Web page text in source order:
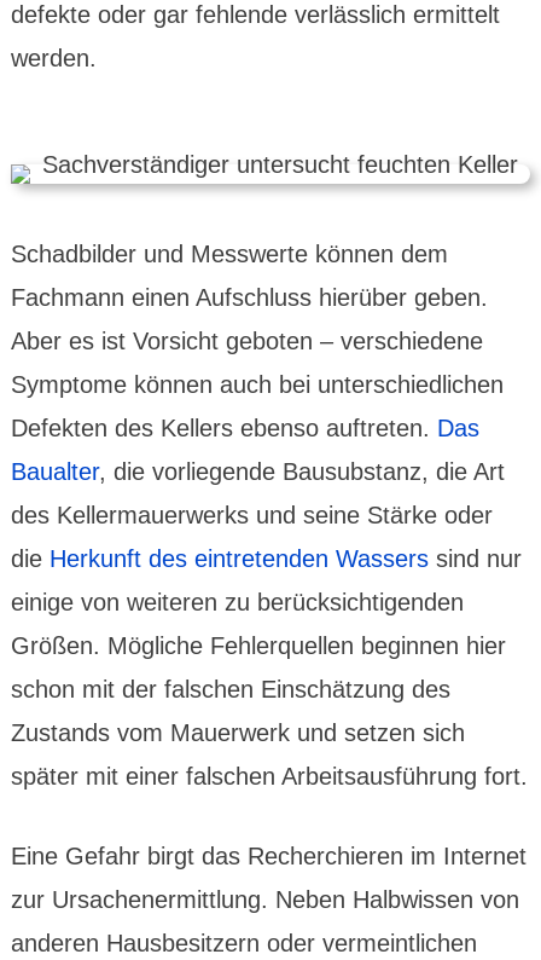
defekte oder gar fehlende ver­lässlich ermit­telt
werden.
Schadbilder und Mess­werte können dem
Fachmann einen Aufschluss hierüber geben.
Aber es ist Vorsicht geboten – verschie­dene
Symptome können auch bei unter­schied­lichen
Defekten des Kellers ebenso auftreten. Das
Baualter, die vorlie­gende Bausubs­tanz, die Art
des Keller­mauer­werks und seine Stärke oder
die Herkunft des eintre­tenden Wasserssind nur
einige von weiteren zu berück­sichti­genden
Größen. Mögliche Fehler­quellen beginnen hier
schon mit der falschen Einschät­zung des
Zustands vom Mauer­werk und setzen sich
später mit einer falschen Arbeits­aus­führung fort.
Eine Gefahr birgt das Recher­chieren im Internet
zur Ursachen­ermittlung. Neben Halb­wissen von
anderen Hausbe­sitzern oder vermeint­lichen